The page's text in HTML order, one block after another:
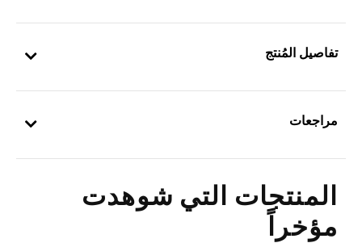
تفاصيل المُنتج
مراجعات
المنتجات التي شوهدت
مؤخراً